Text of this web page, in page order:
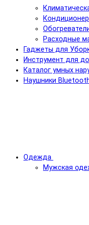
Расходные
Гаджеты для
Инструмент для
Каталог умных
Наушники
Одежда
Мужская